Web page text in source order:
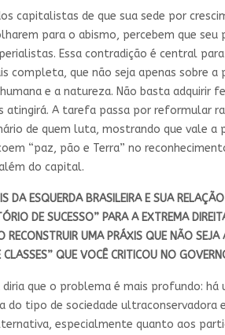
capitalistas de que sua sede por
para o abismo, percebem que
Essa contradição é central
que não seja apenas sobre
e a natureza. Não basta adquirir
A tarefa passa por reformular
de quem luta, mostrando que vale
“paz, pão e Terra” no
do capital.
DA ESQUERDA BRASILEIRA E SUA
DE SUCESSO” PARA A EXTREMA
UMA PRÁXIS QUE NÃO
QUE VOCÊ CRITICOU NO
diria que o problema é mais profundo:
do tipo de sociedade
especialmente quanto aos